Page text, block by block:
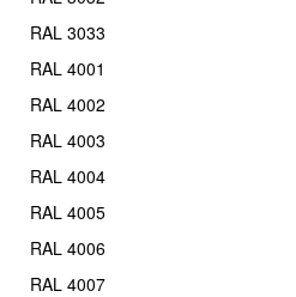
RAL 3033
RAL 4001
RAL 4002
RAL 4003
RAL 4004
RAL 4005
RAL 4006
RAL 4007